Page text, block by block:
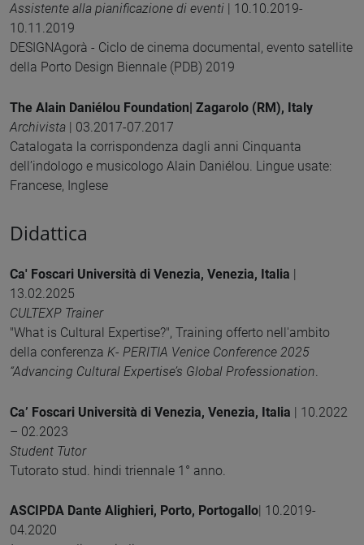
Assistente alla pianificazione di eventi | 10.10.2019-
10.11.2019
DESIGNAgorà - Ciclo de cinema documental, evento satellite
della Porto Design Biennale (PDB) 2019
The Alain Daniélou Foundation| Zagarolo (RM), Italy
Archivista | 03.2017-07.2017
Catalogata la corrispondenza dagli anni Cinquanta
dell’indologo e musicologo Alain Daniélou. Lingue usate:
Francese, Inglese
Didattica
Ca' Foscari Università di Venezia, Venezia, Italia
13.02.2025
CULTEXP Trainer
"What is Cultural Expertise?", Training offerto nell'ambito
della conferenza K- PERITIA Venice Conference 2025
“Advancing Cultural Expertise’s Global Professionation.
Ca’ Foscari Università di Venezia, Venezia, Italia | 10.2022
– 02.2023
Student Tutor
Tutorato stud. hindi triennale 1° anno.
ASCIPDA Dante Alighieri, Porto, Portogallo | 10.2019-
04.2020